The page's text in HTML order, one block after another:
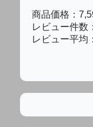
商品価格：
レビュー件数
レビュー平均